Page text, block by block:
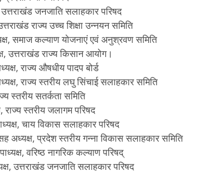
उत्तराखंड जनजाति सलाहकार परिषद
राज्य उच्च शिक्षा उन्नयन समिति
समाज कल्याण योजनाएं एवं अनुश्रवण समिति
उत्तराखंड राज्य किसान आयोग।
राज्य औषधीय पादप बोर्ड
राज्य स्तरीय लघु सिंचाई सलाहकार समिति
स्तरीय सतर्कता समिति
राज्य स्तरीय जलागम परिषद
चाय विकास सलाहकार परिषद
अध्यक्ष, प्रदेश स्तरीय गन्ना विकास सलाहकार समिति
वरिष्ठ नागरिक कल्याण परिषद्
उत्तराखंड जनजाति सलाहकार परिषद